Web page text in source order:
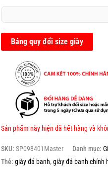
Bảng quy đổi size giày
Sản phẩm này hiện đã hết hàng và
SKU: SP098401Master Danh mục:
Thẻ: giày đá banh,giày đá banh chính